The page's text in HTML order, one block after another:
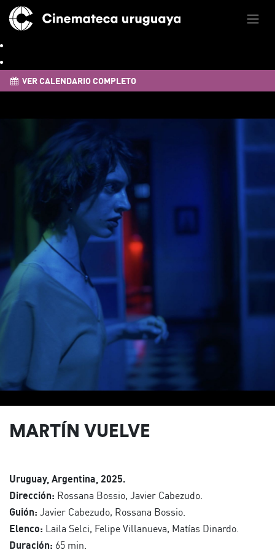
VER CALENDARIO COMPLETO
MARTÍN VUELVE
Uruguay, Argentina, 2025.
Dirección: Rossana Bossio, Javier Cabezudo.
Guión: Javier Cabezudo, Rossana Bossio.
Elenco: Laila Selci, Felipe Villanueva, Matías Dinardo.
Duración: 65 min.